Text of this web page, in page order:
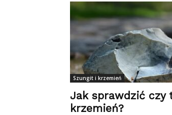
Szungit i krzemień
Jak sprawdzić czy
krzemień?